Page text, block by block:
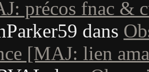
précos fnac &
dans
[MAJ: lien